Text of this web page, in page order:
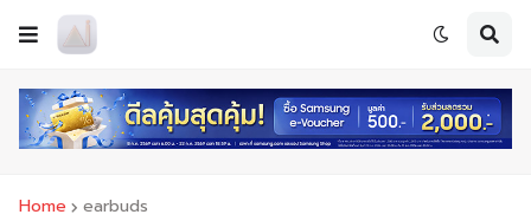
Home earbuds